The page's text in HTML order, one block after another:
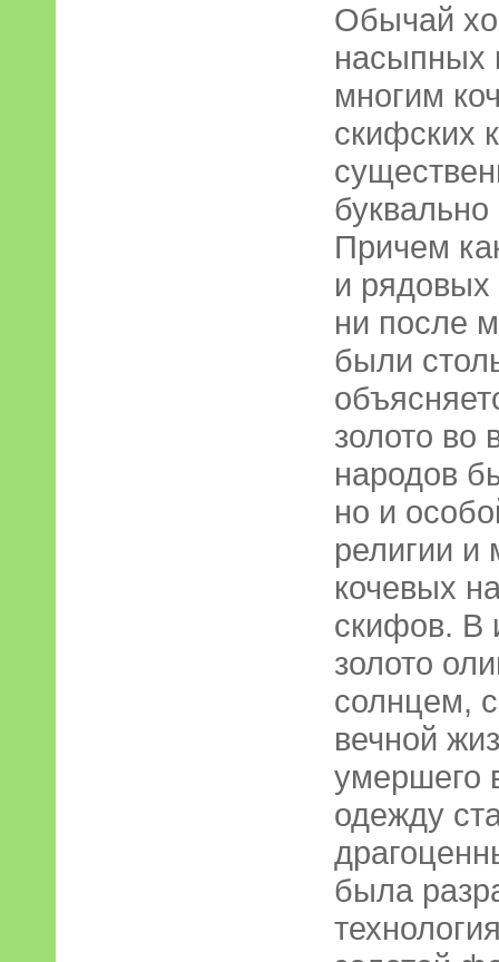
Обычай
насыпных
многим
скифских
Причем
и
ни после
были
золото во
народов
но и
религии и
кочевых
скифов. В
золото
солнцем,
вечной
умершего
одежду
была